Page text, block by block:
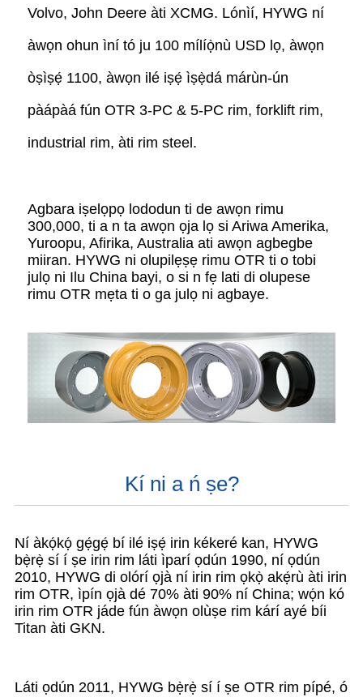
Volvo, John Deere àti XCMG. Lónìí, HYWG ní
àwọn ohun ìní tó ju 100 mílíọ̀nù USD lọ, àwọn
òṣìṣẹ́ 1100, àwọn ilé iṣẹ́ ìṣẹ̀dá márùn-ún
pàápàá fún OTR 3-PC & 5-PC rim, forklift rim,
industrial rim, àti rim steel.
Agbara iṣelọpọ lododun ti de awọn rimu
300,000, ti a n ta awọn ọja lọ si Ariwa Amerika,
Yuroopu, Afirika, Australia ati awọn agbegbe
miiran. HYWG ni olupilẹṣẹ rimu OTR ti o tobi
julọ ni Ilu China bayi, o si n fẹ lati di olupese
rimu OTR mẹta ti o ga julọ ni agbaye.
Kí ni a ń ṣe?
Ní àkọ́kọ́ gẹ́gẹ́ bí ilé iṣẹ́ irin kékeré kan, HYWG
bẹ̀rẹ̀ sí í ṣe irin rim láti ìparí ọdún 1990, ní ọdún
2010, HYWG di olórí ọjà ní irin rim ọkọ̀ akẹ́rù àti irin
rim OTR, ìpín ọjà dé 70% àti 90% ní China; wọ́n kó
irin rim OTR jáde fún àwọn olùṣe rim kárí ayé bíi
Titan àti GKN.
Láti ọdún 2011, HYWG bẹ̀rẹ̀ sí í ṣe OTR rim pípé, ó